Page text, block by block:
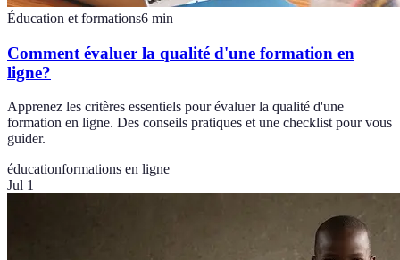
Éducation et formations6 min
Comment évaluer la qualité d'une formation en
ligne?
Apprenez les critères essentiels pour évaluer la qualité d'une
formation en ligne. Des conseils pratiques et une checklist pour vous
guider.
éducationformations en ligne
Jul 1